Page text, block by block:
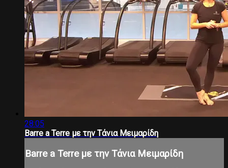
28:05
Barre a Terre με την Τάνια Μειμαρίδη
Barre a Terre με την Τάνια Μειμαρίδη